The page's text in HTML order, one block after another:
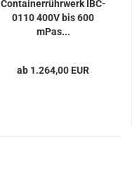
Containerrührwerk IBC-
0110 400V bis 600
mPas...
ab 1.264,00 EUR